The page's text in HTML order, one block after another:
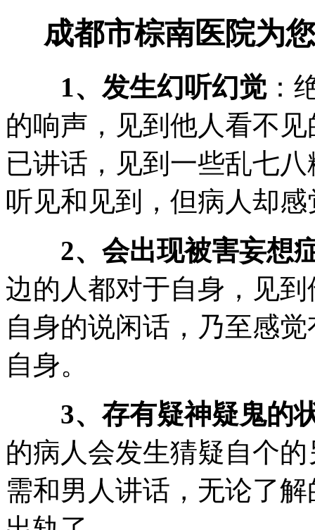
成都市棕南医院为
1、发生幻听幻觉：
的响声，见到他人看不
已讲话，见到一些乱七
听见和见到，但病人却
2、会出现被害妄想
边的人都对于自身，见
自身的说闲话，乃至感
自身。
3、存有疑神疑鬼的
的病人会发生猜疑自个
需和男人讲话，无论了